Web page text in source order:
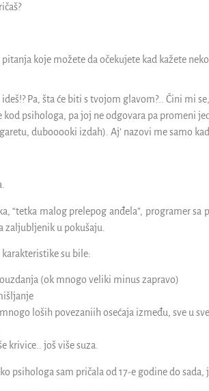
koje možete da očekujete kad kažete
ideš!? Pa, šta će biti s tvojom glavom?.. Čini mi
kod psihologa, pa joj ne odgovara pa promeni
dubooooki izdah). Aj’ nazovi me samo
“tetka malog prelepog anđela”, programer sa
zaljubljenik u pokušaju.
karakteristike su bile:
(ok mnogo veliki minus zapravo)
loših povezaniih osećaja između, sve u
krivice.. još više suza.
psihologa sam pričala od 17-e godine do sada,